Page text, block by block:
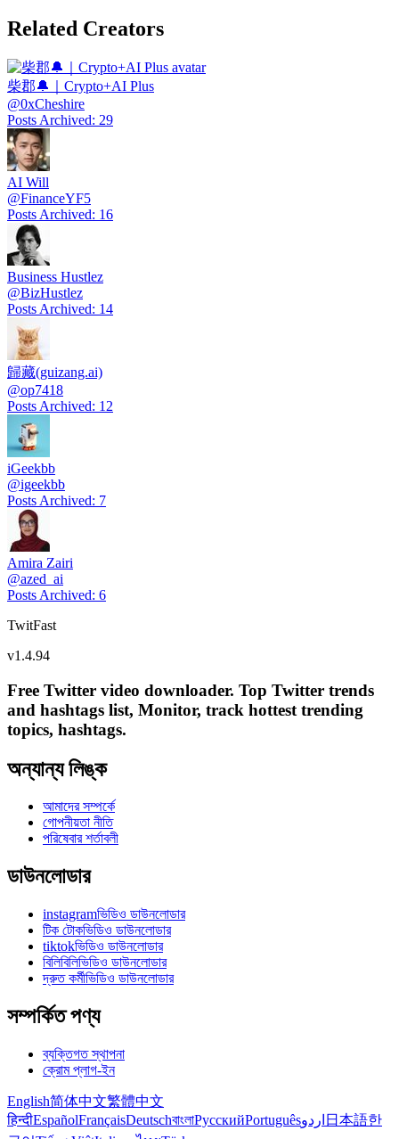
Related Creators
柴郡🔔｜Crypto+AI Plus
@0xCheshire
Posts Archived: 29
AI Will
@FinanceYF5
Posts Archived: 16
Business Hustlez
@BizHustlez
Posts Archived: 14
歸藏(guizang.ai)
@op7418
Posts Archived: 12
iGeekbb
@igeekbb
Posts Archived: 7
Amira Zairi
@azed_ai
Posts Archived: 6
TwitFast
v1.4.94
Free Twitter video downloader. Top Twitter trends
and hashtags list, Monitor, track hottest trending
topics, hashtags.
অন্যান্য লিঙ্ক
আমাদের সম্পর্কে
গোপনীয়তা নীতি
পরিষেবার শর্তাবলী
ডাউনলোডার
instagramভিডিও ডাউনলোডার
টিক টোকভিডিও ডাউনলোডার
tiktokভিডিও ডাউনলোডার
বিলিবিলিভিডিও ডাউনলোডার
দ্রুত কর্মীভিডিও ডাউনলোডার
সম্পর্কিত পণ্য
ব্যক্তিগত স্থাপনা
ক্রোম প্লাগ-ইন
English简体中文繁體中文
हिन्दीEspañolFrançaisDeutschবাংলাРусскийPortuguêsاردو 日本語한